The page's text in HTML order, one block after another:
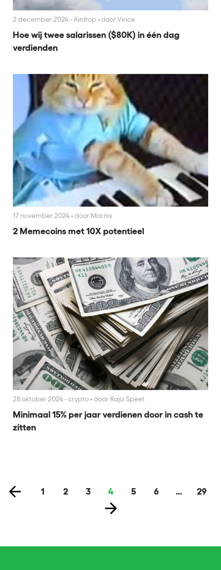
2 december 2024 - Airdrop •door Vince
Hoe wij twee salarissen ($80K) in één dag
verdienden
17 november 2024•door Marnix
2 Memecoins met 10X potentieel
28 oktober 2024 - crypto•door Raja Speet
Minimaal 15% per jaar verdienen door in cash te
zitten
1 2 3 4 5 6 … 29